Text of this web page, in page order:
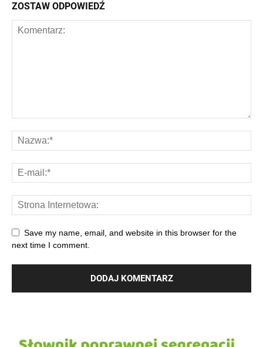
ZOSTAW ODPOWIEDŹ
Save my name, email, and website in this browser for the
next time I comment.